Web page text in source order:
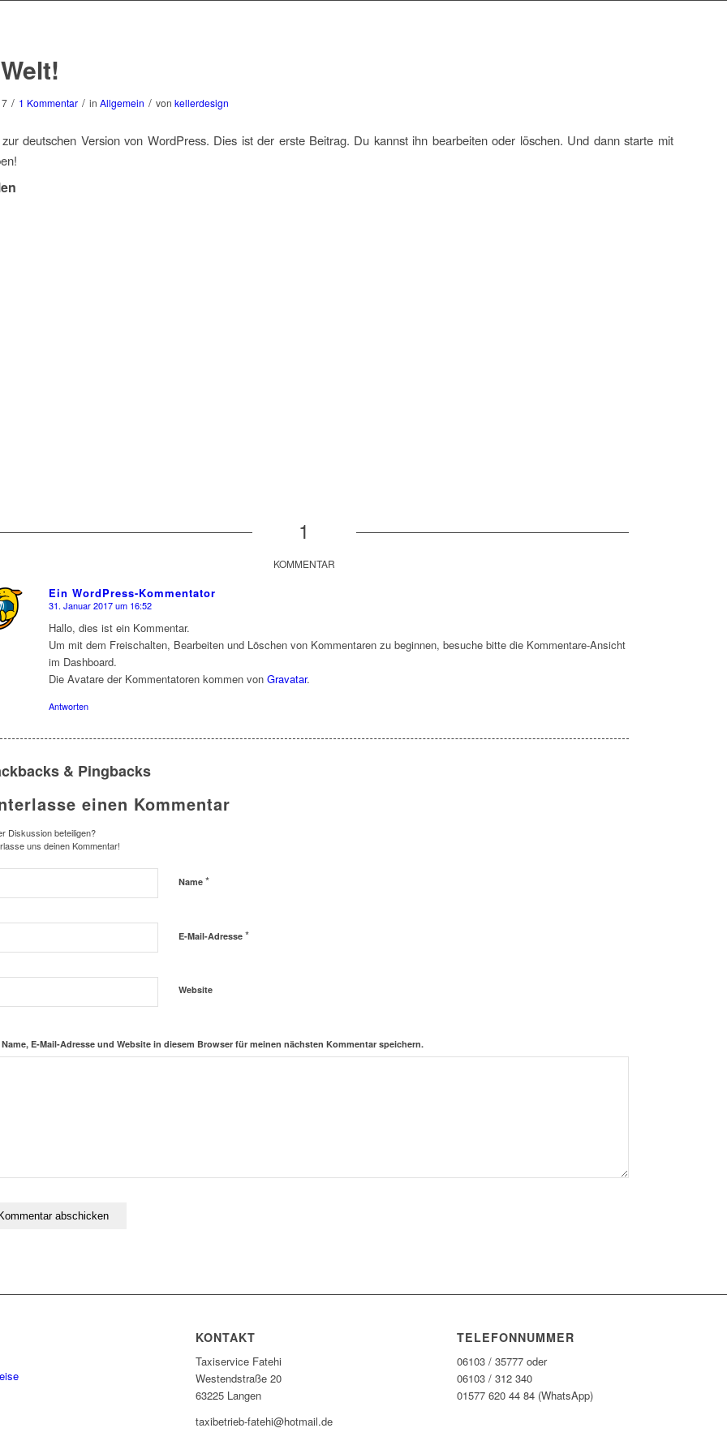
/ 1 Kommentar / in Allgemein / von kellerdesign
deutschen Version von WordPress. Dies ist der erste Beitrag. Du kannst ihn bearbeiten oder löschen. Und dann starte mit
1
KOMMENTAR
Ein WordPress-Kommentator
sagte:
31. Januar 2017 um 16:52
Hallo, dies ist ein Kommentar.
Um mit dem Freischalten, Bearbeiten und Löschen von Kommentaren zu beginnen, besuche bitte die Kommentare-Ansicht
im Dashboard.
Die Avatare der Kommentatoren kommen von Gravatar.
Antworten
& Pingbacks
einen Kommentar
Diskussion beteiligen?
uns deinen Kommentar!
Name *
E-Mail-Adresse *
Website
Name, E-Mail-Adresse und Website in diesem Browser für meinen nächsten Kommentar speichern.
KONTAKT
Taxiservice Fatehi
Westendstraße 20
63225 Langen
taxibetrieb-fatehi@hotmail.de
TELEFONNUMMER
06103 / 35777 oder
06103 / 312 340
01577 620 44 84 (WhatsApp)